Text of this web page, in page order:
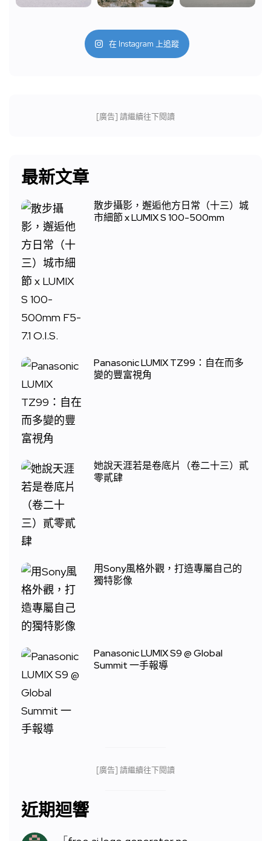
在 Instagram 上追蹤
[廣告] 請繼續往下閱讀
最新文章
散步攝影，邂逅他方日常（十三）城
市細節 x LUMIX S 100-500mm
Panasonic LUMIX TZ99：自在而多
變的豐富視角
她說天涯若是卷底片（卷二十三）貳
零貳肆
用Sony風格外觀，打造專屬自己的
獨特影像
Panasonic LUMIX S9 @ Global
Summit 一手報導
[廣告] 請繼續往下閱讀
近期迴響